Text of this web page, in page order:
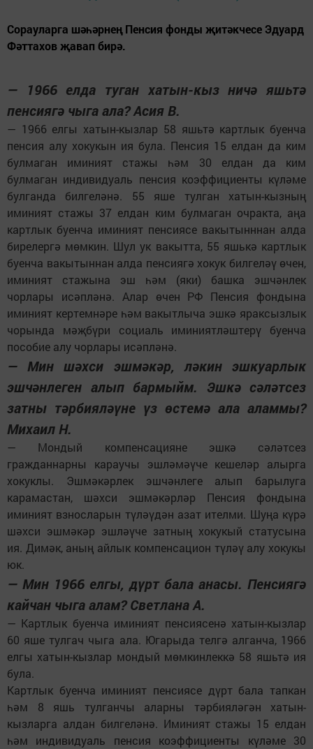
Сорауларга шәһәрнең Пенсия фонды җитәкчесе Эдуард
Фәттахов җавап бирә.
— 1966 елда туган хатын-кыз ничә яшьтә
пенсиягә чыга ала? Асия В.
— 1966 елгы хатын-кызлар 58 яшьтә картлык буенча
пенсия алу хокукын ия була. Пенсия 15 елдан да ким
булмаган иминият стажы һәм 30 елдан да ким
булмаган индивидуаль пенсия коэффициенты күләме
булганда билгеләнә. 55 яше тулган хатын-кызның
иминият стажы 37 елдан ким булмаган очракта, аңа
картлык буенча иминият пенсиясе вакытынннан алда
бирелергә мөмкин. Шул ук вакытта, 55 яшькә картлык
буенча вакытыннан алда пенсиягә хокук билгеләү өчен,
иминият стажына эш һәм (яки) башка эшчәнлек
чорлары исәпләнә. Алар өчен РФ Пенсия фондына
иминият кертемнәре һәм вакытлыча эшкә яраксызлык
чорында мәҗбүри социаль иминиятләштерү буенча
пособие алу чорлары исәпләнә.
— Мин шәхси эшмәкәр, ләкин эшкуарлык
эшчәнлеген алып бармыйм. Эшкә сәләтсез
затны тәрбияләүне үз өстемә ала аламмы?
Михаил Н.
— Мондый компенсацияне эшкә сәләтсез
гражданнарны караучы эшләмәүче кешеләр алырга
хокуклы. Эшмәкәрлек эшчәнлеге алып барылуга
карамастан, шәхси эшмәкәрләр Пенсия фондына
иминият взносларын түләүдән азат ителми. Шуңа күрә
шәхси эшмәкәр эшләүче затның хокукый статусына
ия. Димәк, аның айлык компенсацион түләү алу хокукы
юк.
— Мин 1966 елгы, дүрт бала анасы. Пенсиягә
кайчан чыга алам? Светлана А.
— Картлык буенча иминият пенсиясенә хатын-кызлар
60 яше тулгач чыга ала. Югарыда телгә алганча, 1966
елгы хатын-кызлар мондый мөмкинлеккә 58 яшьтә ия
була.
Картлык буенча иминият пенсиясе дүрт бала тапкан
һәм 8 яшь тулганчы аларны тәрбияләгән хатын-
кызларга алдан билгеләнә. Иминият стажы 15 елдан
һәм индивидуаль пенсия коэффициенты күләме 30